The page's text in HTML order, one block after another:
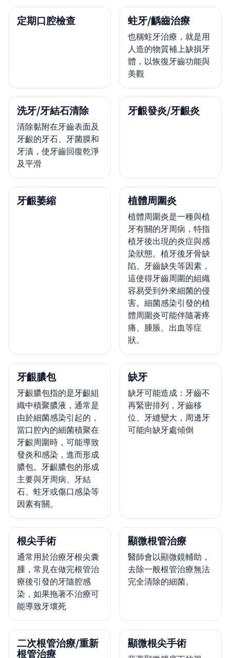
定期口腔檢查 蛀牙/齲齒治療
也稱蛀牙治療，就是用
人造的物質補上缺損牙
體，以恢復牙齒功能與
美觀
洗牙/牙結石清除
清除黏附在牙齒表面及
牙齦的牙石、牙菌膜和
牙漬，使牙齒回復乾淨
及平滑
牙齦發炎/牙齦炎
牙齦萎縮 植體周圍炎
植體周圍炎是一種與植
牙有關的牙周病，特指
植牙後出現的炎症與感
染狀態。植牙後牙骨缺
陷、牙齒缺失等因素，
這使得牙齒周圍的組織
容易受到外來細菌的侵
害。細菌感染引發的植
體周圍炎可能伴隨著疼
痛、腫脹、出血等症
狀。
牙齦膿包
牙齦膿包指的是牙齦組
織中積聚膿液，通常是
由於細菌感染引起的，
當口腔內的細菌積聚在
牙齦周圍時，可能導致
發炎和感染，進而形成
膿包。牙齦膿包的形成
主要與牙周病、牙結
石、蛀牙或傷口感染等
因素有關。
缺牙
缺牙可能造成：牙齒不
再緊密排列，牙齒移
位、牙縫變大，周邊牙
可能向缺牙處傾倒
根尖手術
通常用於治療牙根尖囊
腫，常見在做完根管治
療後引發的牙隨腔感
染，如果拖著不治療可
能導致牙壞死
顯微根管治療
醫師會以顯微鏡輔助，
去除一般根管治療無法
完全清除的細菌。
二次根管治療/重新
根管治療
顯微根尖手術